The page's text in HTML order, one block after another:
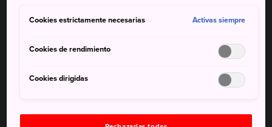
para familias
Cómo llegar
Cookies estrictamente necesarias Activas siempre
Cookies de rendimiento
Cookies dirigidas